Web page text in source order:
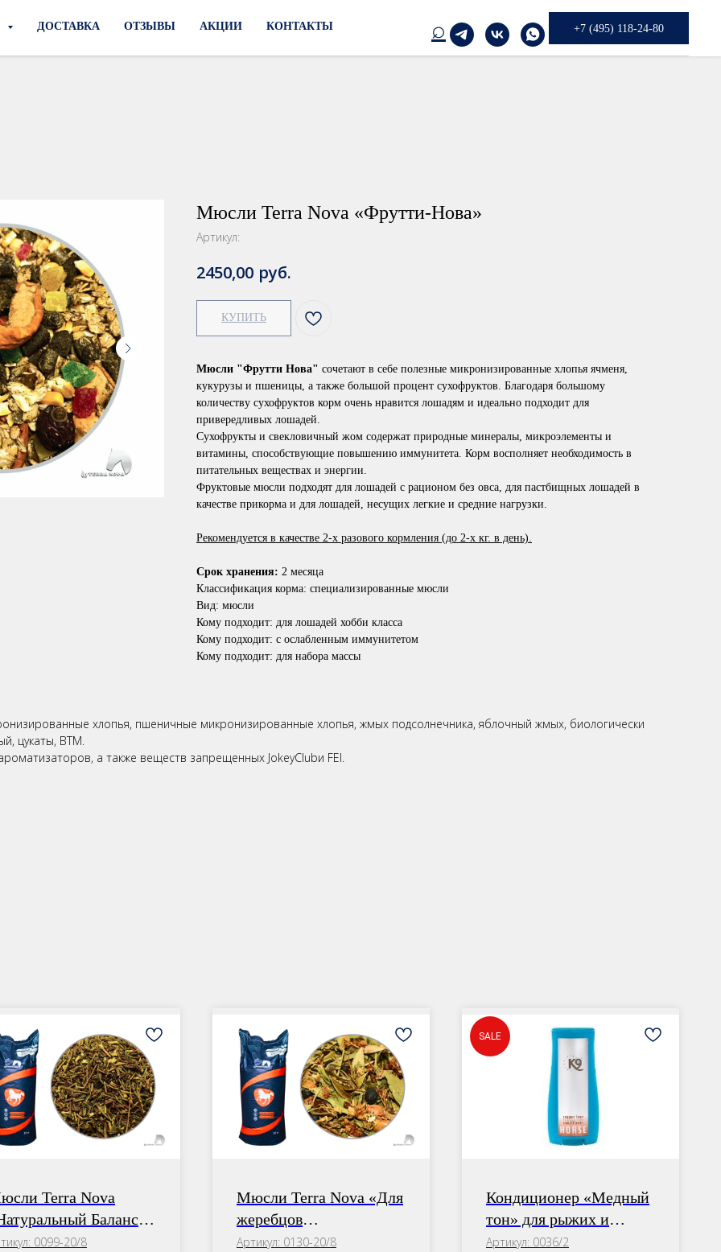
ДОСТАВКА ОТЗЫВЫ АКЦИИ КОНТАКТЫ ⌕ +7 (495) 118-24-80
Мюсли Terra Nova «Фрутти-Нова»
Артикул:
2450,00 руб.
КУПИТЬ
Мюсли "Фрутти Нова" сочетают в себе полезные микронизированные хлопья ячменя,
кукурузы и пшеницы, а также большой процент сухофруктов. Благодаря большому
количеству сухофруктов корм очень нравится лошадям и идеально подходит для
привередливых лошадей.
Сухофрукты и свекловичный жом содержат природные минералы, микроэлементы и
витамины, способствующие повышению иммунитета. Корм восполняет необходимость в
питательных веществах и энергии.
Фруктовые мюсли подходят для лошадей с рационом без овса, для пастбищных лошадей в
качестве прикорма и для лошадей, несущих легкие и средние нагрузки.
Рекомендуется в качестве 2-х разового кормления (до 2-х кг. в день).
Срок хранения: 2 месяца
Классификация корма: специализированные мюсли
Вид: мюсли
Кому подходит: для лошадей хобби класса
Кому подходит: с ослабленным иммунитетом
Кому подходит: для набора массы
хлопья, пшеничные микронизированные хлопья, жмых подсолнечника, яблочный жмых, биологически
цукаты, ВТМ.
а также веществ запрещенных JokeyClubи FEI.
Terra Nova
Баланс»
0099-20/8
Мюсли Terra Nova «Для
жеребцов
производителей» +
Артикул: 0130-20/8
SALE
Кондиционер «Медный
тон» для рыжих и
гнедых лошадей
Артикул: 0036/2